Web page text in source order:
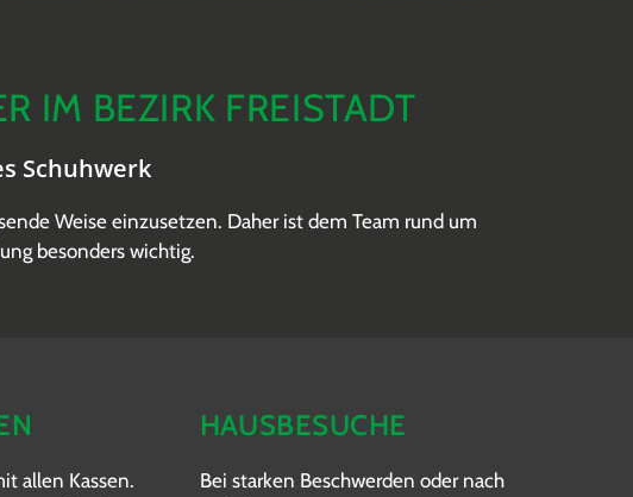
IM BEZIRK FREISTADT
Schuhwerk
Weise einzusetzen. Daher ist dem Team rund um
besonders wichtig.
allen Kassen.
HAUSBESUCHE
Bei starken Beschwerden oder nach